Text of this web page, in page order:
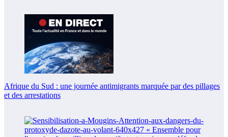
Afrique du Sud : une journée antimigrants marquée par des pillages
et des arrestations